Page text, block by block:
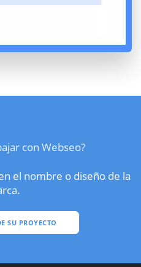
con Webseo?
el nombre o diseño de la
SU PROYECTO